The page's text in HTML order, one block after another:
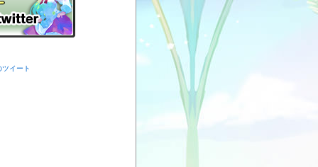
イート